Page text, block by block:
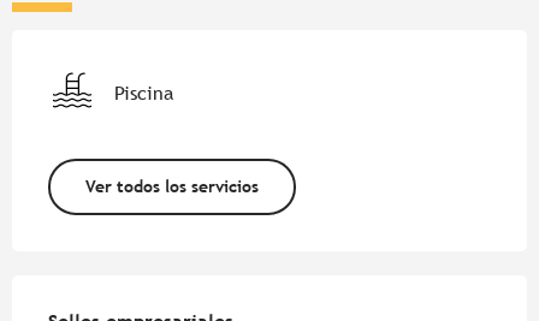
Piscina
Ver todos los servicios